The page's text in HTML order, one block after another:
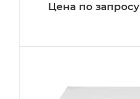
Цена по запросу